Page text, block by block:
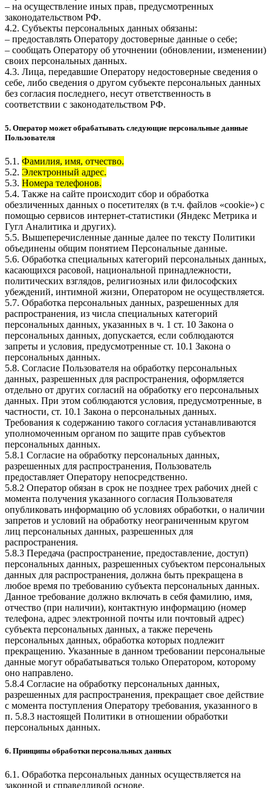
– на осуществление иных прав, предусмотренных
законодательством РФ.
4.2. Субъекты персональных данных обязаны:
– предоставлять Оператору достоверные данные о себе;
– сообщать Оператору об уточнении (обновлении, изменении)
своих персональных данных.
4.3. Лица, передавшие Оператору недостоверные сведения о
себе, либо сведения о другом субъекте персональных данных
без согласия последнего, несут ответственность в
соответствии с законодательством РФ.
5. Оператор может обрабатывать следующие персональные данные
Пользователя
5.1. Фамилия, имя, отчество.
5.2. Электронный адрес.
5.3. Номера телефонов.
5.4. Также на сайте происходит сбор и обработка
обезличенных данных о посетителях (в т.ч. файлов «cookie») с
помощью сервисов интернет-статистики (Яндекс Метрика и
Гугл Аналитика и других).
5.5. Вышеперечисленные данные далее по тексту Политики
объединены общим понятием Персональные данные.
5.6. Обработка специальных категорий персональных данных,
касающихся расовой, национальной принадлежности,
политических взглядов, религиозных или философских
убеждений, интимной жизни, Оператором не осуществляется.
5.7. Обработка персональных данных, разрешенных для
распространения, из числа специальных категорий
персональных данных, указанных в ч. 1 ст. 10 Закона о
персональных данных, допускается, если соблюдаются
запреты и условия, предусмотренные ст. 10.1 Закона о
персональных данных.
5.8. Согласие Пользователя на обработку персональных
данных, разрешенных для распространения, оформляется
отдельно от других согласий на обработку его персональных
данных. При этом соблюдаются условия, предусмотренные, в
частности, ст. 10.1 Закона о персональных данных.
Требования к содержанию такого согласия устанавливаются
уполномоченным органом по защите прав субъектов
персональных данных.
5.8.1 Согласие на обработку персональных данных,
разрешенных для распространения, Пользователь
предоставляет Оператору непосредственно.
5.8.2 Оператор обязан в срок не позднее трех рабочих дней с
момента получения указанного согласия Пользователя
опубликовать информацию об условиях обработки, о наличии
запретов и условий на обработку неограниченным кругом
лиц персональных данных, разрешенных для
распространения.
5.8.3 Передача (распространение, предоставление, доступ)
персональных данных, разрешенных субъектом персональных
данных для распространения, должна быть прекращена в
любое время по требованию субъекта персональных данных.
Данное требование должно включать в себя фамилию, имя,
отчество (при наличии), контактную информацию (номер
телефона, адрес электронной почты или почтовый адрес)
субъекта персональных данных, а также перечень
персональных данных, обработка которых подлежит
прекращению. Указанные в данном требовании персональные
данные могут обрабатываться только Оператором, которому
оно направлено.
5.8.4 Согласие на обработку персональных данных,
разрешенных для распространения, прекращает свое действие
с момента поступления Оператору требования, указанного в
п. 5.8.3 настоящей Политики в отношении обработки
персональных данных.
6. Принципы обработки персональных данных
6.1. Обработка персональных данных осуществляется на
законной и справедливой основе.